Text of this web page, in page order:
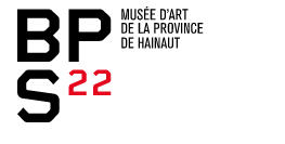
Accueil